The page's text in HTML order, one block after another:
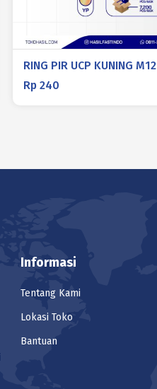
RING PIR UCP KUNING M12
Rp240
Informasi
Tentang Kami
Lokasi Toko
Bantuan